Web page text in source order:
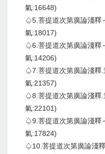
氣:16648)
♤5.菩提道次第廣論淺釋
氣:18017)
♤6.菩提道次第廣論淺釋
氣:14206)
♤7.菩提道次第廣論淺釋
氣:21357)
♤8.菩提道次第廣論淺釋
氣:22101)
♤9.菩提道次第廣論淺釋
氣:17824)
♤10.菩提道次第廣論淺